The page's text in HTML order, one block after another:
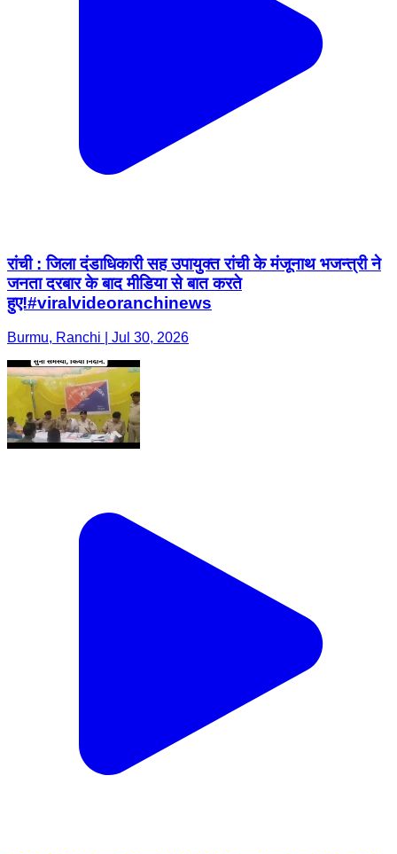
रांची : जिला दंडाधिकारी सह उपायुक्त रांची के मंजूनाथ भजन्त्री ने
जनता दरबार के बाद मीडिया से बात करते
हुए!#viralvideoranchinews
Burmu, Ranchi | Jul 30, 2026